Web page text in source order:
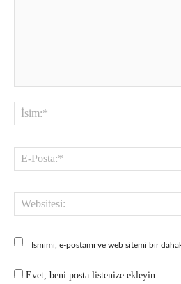
Ismimi, e-postamı ve web sitemi bir
Evet, beni posta listenize ekleyin